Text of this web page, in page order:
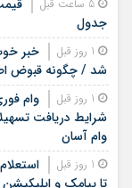
جدول
شد / چگونه قبوض
وام
شرایط دریافت
وام آسان
تا پیامک و